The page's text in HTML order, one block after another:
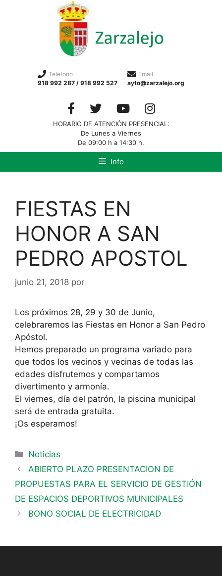
Telefono
918 992 287 / 918 992 527
Email
ayto@zarzalejo.org
HORARIO DE ATENCIÓN PRESENCIAL:
De Lunes a Viernes
De 09:00 h a 14:30 h.
Info
FIESTAS EN
HONOR A SAN
PEDRO APOSTOL
junio 21, 2018 por
Los próximos 28, 29 y 30 de Junio,
celebraremos las Fiestas en Honor a San Pedro
Apóstol.
Hemos preparado un programa variado para
que todos los vecinos y vecinas de todas las
edades disfrutemos y compartamos
divertimento y armonía.
El viernes, día del patrón, la piscina municipal
será de entrada gratuita.
¡Os esperamos!
Noticias
ABIERTO PLAZO PRESENTACION DE
PROPUESTAS PARA EL SERVICIO DE GESTIÓN
DE ESPACIOS DEPORTIVOS MUNICIPALES
BONO SOCIAL DE ELECTRICIDAD